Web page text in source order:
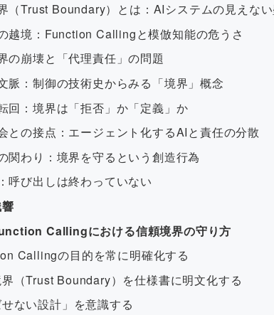
（Trust Boundary）とは：AIシステムの見えな
越境：Function Callingと模倣知能の危うさ
の崩壊と「代理責任」の問題
脈：制御の技術史からみる「境界」概念
回：境界は「拒否」か「定義」か
との接点：エージェント化するAIと責任の分散
関わり：境界を守るという創造行為
呼び出しは終わっていない
Callingにおける信頼境界の守り方
Callingの目的を常に明確化する
（Trust Boundary）を仕様書に明文化する
ない設計」を意識する